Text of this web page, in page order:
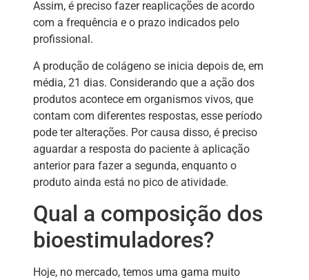
Assim, é preciso fazer reaplicações de acordo
com a frequência e o prazo indicados pelo
profissional.
A produção de colágeno se inicia depois de, em
média, 21 dias. Considerando que a ação dos
produtos acontece em organismos vivos, que
contam com diferentes respostas, esse período
pode ter alterações. Por causa disso, é preciso
aguardar a resposta do paciente à aplicação
anterior para fazer a segunda, enquanto o
produto ainda está no pico de atividade.
Qual a composição dos
bioestimuladores?
Hoje, no mercado, temos uma gama muito